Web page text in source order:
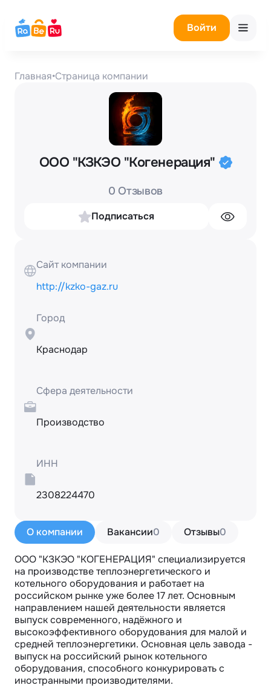
Войти
Главная•Страница компании
ООО "КЗКЭО "Когенерация"
0 Отзывов
Подписаться
О компании Вакансии0 Отзывы0
ООО "КЗКЭО "КОГЕНЕРАЦИЯ" специализируется
на производстве теплоэнергетического и
котельного оборудования и работает на
российском рынке уже более 17 лет. Основным
направлением нашей деятельности является
выпуск современного, надёжного и
высокоэффективного оборудования для малой и
средней теплоэнергетики. Основная цель завода -
выпуск на российский рынок котельного
оборудования, способного конкурировать с
иностранными производителями.
Сайт компании
http://kzko-gaz.ru
Город
Краснодар
Сфера деятельности
Производство
ИНН
2308224470